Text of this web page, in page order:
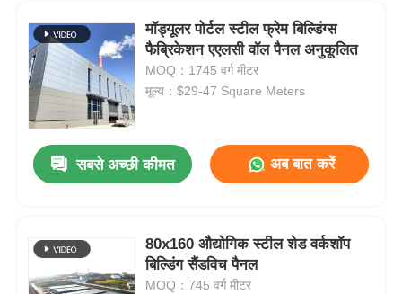
मॉड्यूलर पोर्टल स्टील फ्रेम बिल्डिंग्स
फैब्रिकेशन एएलसी वॉल पैनल अनुकूलित
MOQ：1745 वर्ग मीटर
मूल्य：$29-47 Square Meters
सबसे अच्छी कीमत अब बात करें
80x160 औद्योगिक स्टील शेड वर्कशॉप
बिल्डिंग सैंडविच पैनल
MOQ：745 वर्ग मीटर